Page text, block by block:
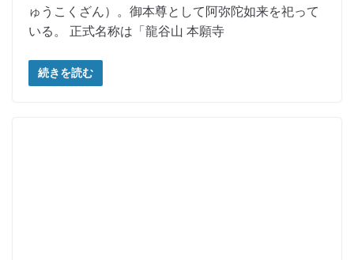
ゅうこくざん）。御本尊として阿弥陀如来を祀って
いる。 正式名称は「龍谷山 本願寺
続きを読む